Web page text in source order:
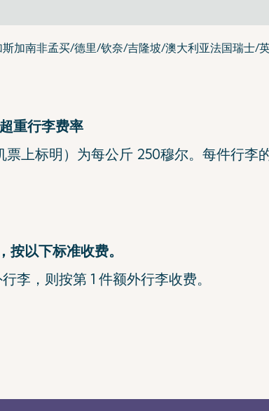
加南非孟买/德里/钦奈/吉隆坡/澳大利亚法国瑞士/
重行李费率
上标明）为每公斤 250穆尔。每件行李的
以下标准收费。
李，则按第 1 件额外行李收费。